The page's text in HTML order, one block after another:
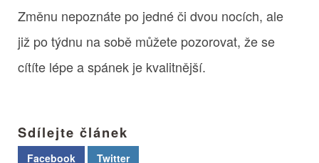
Změnu nepoznáte po jedné či dvou nocích, ale
již po týdnu na sobě můžete pozorovat, že se
cítíte lépe a spánek je kvalitnější.
Sdílejte článek
Facebook Twitter